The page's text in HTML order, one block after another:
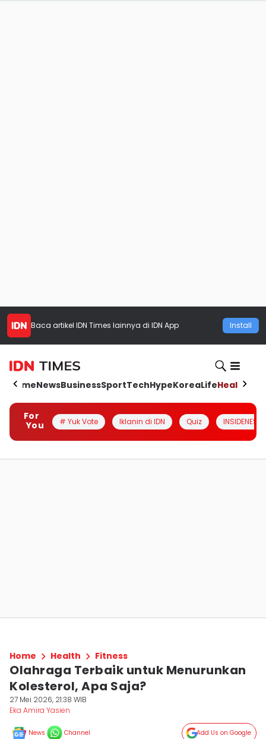
Baca artikel IDN Times lainnya di IDN App Install
HomeNewsBusinessSportTechHypeKoreaLifeHealth
For
You
# Yuk Vote Iklanin di IDN Quiz INSIDENESIA
Home Health Fitness
Olahraga Terbaik untuk Menurunkan
Kolesterol, Apa Saja?
27 Mei 2026, 21:38 WIB
Eka Amira Yasien
News Channel Add Us on Google